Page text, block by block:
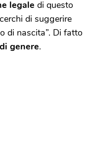
legale di questo
di suggerire
di nascita”. Di fatto
genere.